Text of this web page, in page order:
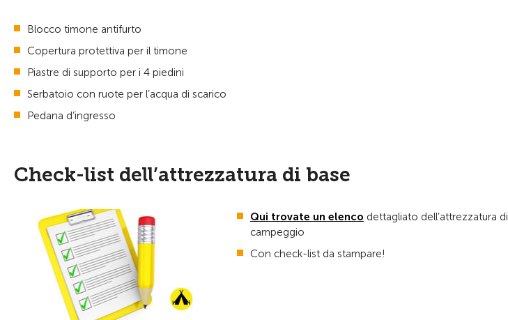
Blocco timone antifurto
Copertura protettiva per il timone
Piastre di supporto per i 4 piedini
Serbatoio con ruote per l’acqua di scarico
Pedana d’ingresso
Check-list dell’attrezzatura di base
Qui trovate un elenco dettagliato dell’attrezzatura
campeggio
Con check-list da stampare!